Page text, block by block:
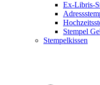
Ex-Libris-
Stempel
Stempelkissen